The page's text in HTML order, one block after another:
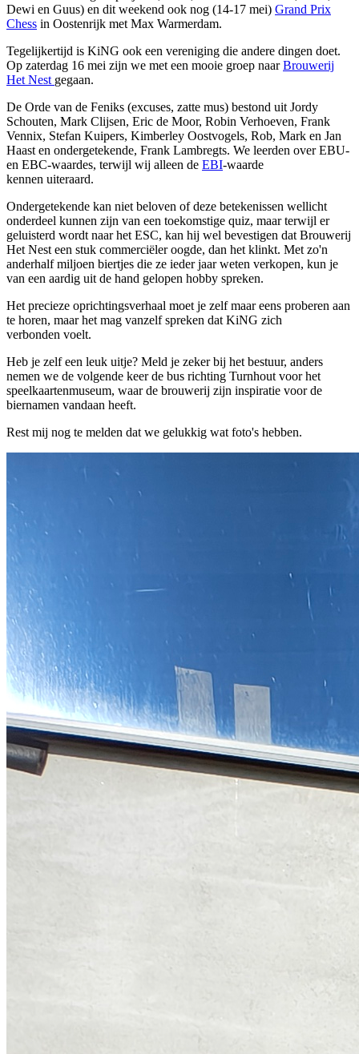
Dewi en Guus) en dit weekend ook nog (14-17 mei) Grand Prix
Chess in Oostenrijk met Max Warmerdam.
Tegelijkertijd is KiNG ook een vereniging die andere dingen doet.
Op zaterdag 16 mei zijn we met een mooie groep naarBrouwerij
Het Nest gegaan.
De Orde van de Feniks (excuses, zatte mus) bestond uit Jordy
Schouten, Mark Clijsen, Eric de Moor, Robin Verhoeven, Frank
Vennix, Stefan Kuipers, Kimberley Oostvogels, Rob, Mark en Jan
Haast en ondergetekende, Frank Lambregts. We leerden over EBU-
en EBC-waardes, terwijl wij alleen de EBI-waarde
kennen uiteraard.
Ondergetekende kan niet beloven of deze betekenissen wellicht
onderdeel kunnen zijn van een toekomstige quiz, maar terwijl er
geluisterd wordt naar het ESC, kan hij wel bevestigen dat Brouwerij
Het Nest een stuk commerciëler oogde, dan het klinkt. Met zo'n
anderhalf miljoen biertjes die ze ieder jaar weten verkopen, kun je
van een aardig uit de hand gelopen hobby spreken.
Het precieze oprichtingsverhaal moet je zelf maar eens proberen aan
te horen, maar het mag vanzelf spreken dat KiNG zich
verbonden voelt.
Heb je zelf een leuk uitje? Meld je zeker bij het bestuur, anders
nemen we de volgende keer de bus richting Turnhout voor het
speelkaartenmuseum, waar de brouwerij zijn inspiratie voor de
biernamen vandaan heeft.
Rest mij nog te melden dat we gelukkig wat foto's hebben.